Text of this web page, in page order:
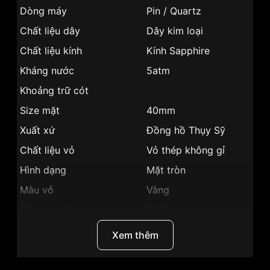
Dòng máy
Pin / Quartz
Chất liệu dây
Dây kim loại
Chất liệu kính
Kính Sapphire
Kháng nước
5atm
Khoảng trữ cót
Size mặt
40mm
Xuất xứ
Đồng hồ Thụy Sỹ
Chất liệu vỏ
Vỏ thép không gỉ
Hình dạng
Mặt tròn
Màu vỏ
Vàng
Giờ, phút, giây
8.61mm
Xem thêm